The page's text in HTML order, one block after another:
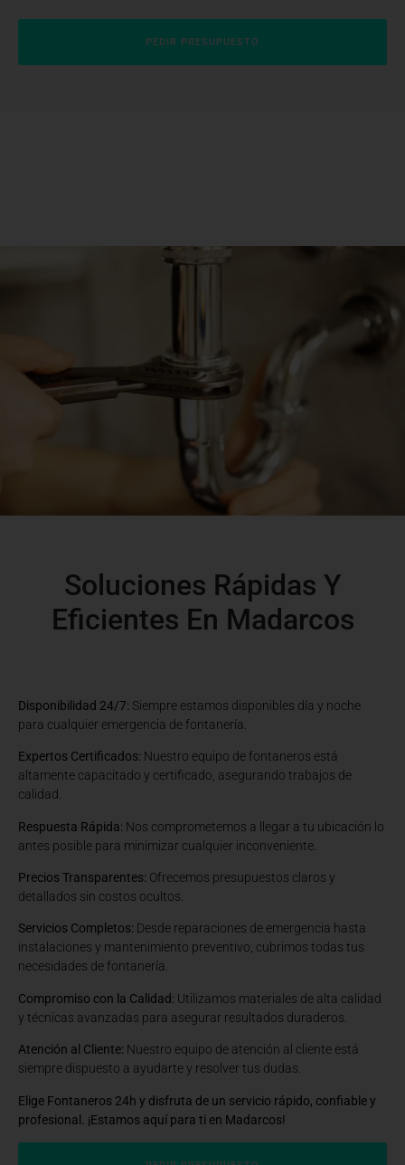
PEDIR PRESUPUESTO
Soluciones Rápidas Y
Eficientes En Madarcos
Disponibilidad 24/7: Siempre estamos disponibles día y noche
para cualquier emergencia de fontanería.
Expertos Certificados: Nuestro equipo de fontaneros está
altamente capacitado y certificado, asegurando trabajos de
calidad.
Respuesta Rápida: Nos comprometemos a llegar a tu ubicación lo
antes posible para minimizar cualquier inconveniente.
Precios Transparentes: Ofrecemos presupuestos claros y
detallados sin costos ocultos.
Servicios Completos: Desde reparaciones de emergencia hasta
instalaciones y mantenimiento preventivo, cubrimos todas tus
necesidades de fontanería.
Compromiso con la Calidad: Utilizamos materiales de alta calidad
y técnicas avanzadas para asegurar resultados duraderos.
Atención al Cliente: Nuestro equipo de atención al cliente está
siempre dispuesto a ayudarte y resolver tus dudas.
Elige Fontaneros 24h y disfruta de un servicio rápido, confiable y
profesional. ¡Estamos aquí para ti en Madarcos!